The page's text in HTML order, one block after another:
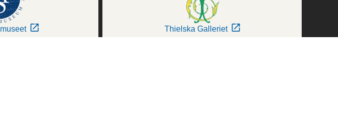
Thielska Galleriet